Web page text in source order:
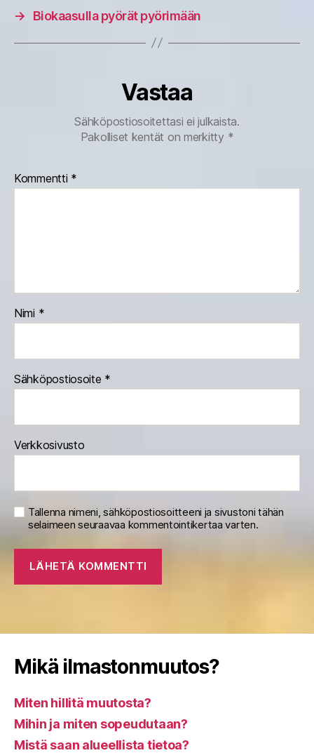
→
Biokaasulla pyörät pyörimään
Vastaa
Sähköpostiosoitettasi ei julkaista.
Pakolliset kentät on merkitty *
Kommentti *
Nimi *
Sähköpostiosoite *
Verkkosivusto
Tallenna nimeni, sähköpostiosoitteeni ja sivustoni tähän
selaimeen seuraavaa kommentointikertaa varten.
Mikä ilmastonmuutos?
Miten hillitä muutosta?
Mihin ja miten sopeudutaan?
Mistä saan alueellista tietoa?